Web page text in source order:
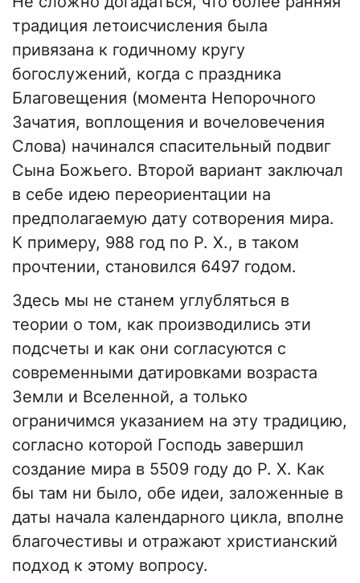
традиция летоисчисления была
привязана к годичному кругу
богослужений, когда с праздника
Благовещения (момента Непорочного
Зачатия, воплощения и вочеловечения
Слова) начинался спасительный подвиг
Сына Божьего. Второй вариант заключал
в себе идею переориентации на
предполагаемую дату сотворения мира.
К примеру, 988 год по Р. Х., в таком
прочтении, становился 6497 годом.
Здесь мы не станем углубляться в
теории о том, как производились эти
подсчеты и как они согласуются с
современными датировками возраста
Земли и Вселенной, а только
ограничимся указанием на эту традицию,
согласно которой Господь завершил
создание мира в 5509 году до Р. Х. Как
бы там ни было, обе идеи, заложенные в
даты начала календарного цикла, вполне
благочестивы и отражают христианский
подход к этому вопросу.